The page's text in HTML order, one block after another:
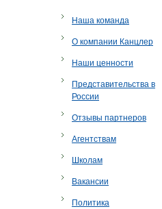
Наша команда
О компании Канцлер
Наши ценности
Представительства в
России
Отзывы партнеров
Агентствам
Школам
Вакансии
Политика